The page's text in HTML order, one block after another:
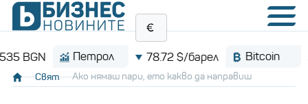
Петрол 78.72 $/барел Bitcoin
Свят Ако нямаш пари, ето какво да направиш